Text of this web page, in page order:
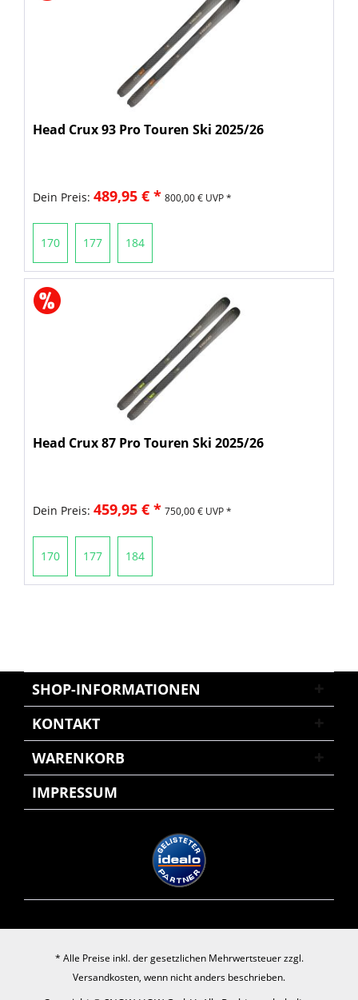
Head Crux 93 Pro Touren Ski 2025/26
Dein Preis: 489,95 € * 800,00 € UVP *
170 177 184
Head Crux 87 Pro Touren Ski 2025/26
Dein Preis: 459,95 € * 750,00 € UVP *
170 177 184
SHOP-INFORMATIONEN
KONTAKT
WARENKORB
IMPRESSUM
* Alle Preise inkl. der gesetzlichen Mehrwertsteuer zzgl.
Versandkosten, wenn nicht anders beschrieben.